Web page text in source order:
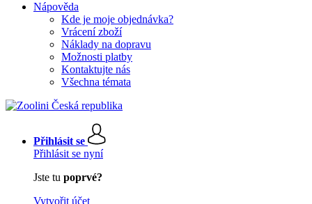
Nápověda
Kde je moje objednávka?
Vrácení zboží
Náklady na dopravu
Možnosti platby
Kontaktujte nás
Všechna témata
Přihlásit se
Přihlásit se nyní
Jste tu poprvé?
Vytvořit účet